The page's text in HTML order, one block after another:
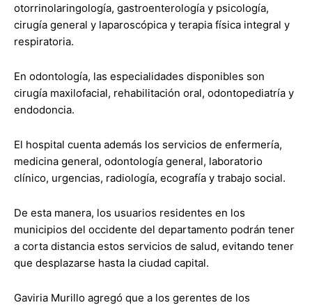
otorrinolaringología, gastroenterología y psicología,
cirugía general y laparoscópica y terapia física integral y
respiratoria.
En odontología, las especialidades disponibles son
cirugía maxilofacial, rehabilitación oral, odontopediatría y
endodoncia.
El hospital cuenta además los servicios de enfermería,
medicina general, odontología general, laboratorio
clínico, urgencias, radiología, ecografía y trabajo social.
De esta manera, los usuarios residentes en los
municipios del occidente del departamento podrán tener
a corta distancia estos servicios de salud, evitando tener
que desplazarse hasta la ciudad capital.
Gaviria Murillo agregó que a los gerentes de los